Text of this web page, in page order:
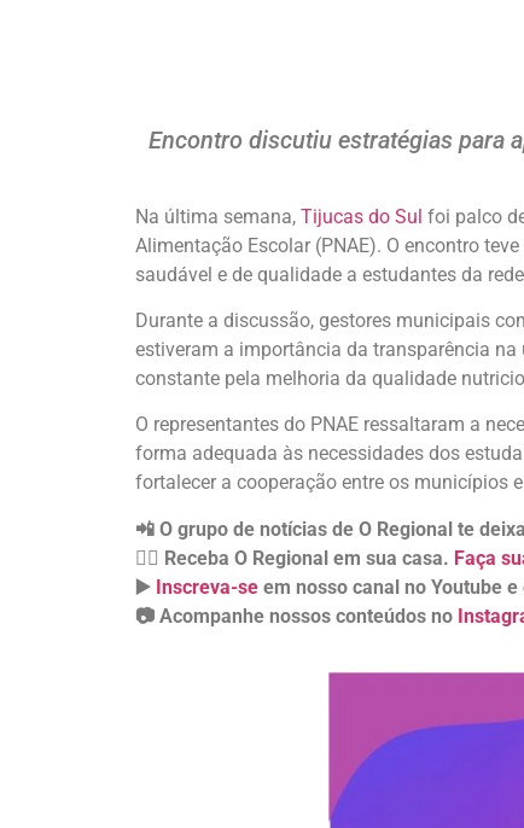
Encontro discutiu estratégias para
Na última semana, Tijucas do Sul foi palco
Alimentação Escolar (PNAE). O encontro
saudável e de qualidade a estudantes da
Durante a discussão, gestores municipais
estiveram a importância da transparência
constante pela melhoria da qualidade
O representantes do PNAE ressaltaram a
forma adequada às necessidades dos
fortalecer a cooperação entre os municípios
📲 O grupo de notícias de O Regional te
👉🏻 Receba O Regional em sua casa. Faça
▶️ Inscreva-se em nosso canal no Youtube
📷 Acompanhe nossos conteúdos no